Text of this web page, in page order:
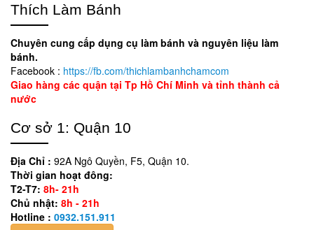
Thích Làm Bánh
Chuyên cung cấp dụng cụ làm bánh và nguyên liệu làm
bánh.
Facebook : https://fb.com/thichlambanhchamcom
Giao hàng các quận tại Tp Hồ Chí Minh và tỉnh thành cả
nước
Cơ sở 1: Quận 10
Địa Chỉ : 92A Ngô Quyền, F5, Quận 10.
Thời gian hoạt đông:
T2-T7: 8h- 21h
Chủ nhật: 8h - 21h
Hotline : 0932.151.911